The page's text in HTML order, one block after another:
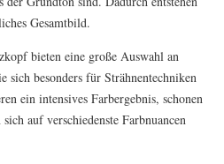
Gesamtbild.
bieten eine große Auswahl an
sich besonders für Strähnentechniken
ein intensives Farbergebnis, schonen
auf verschiedenste Farbnuancen